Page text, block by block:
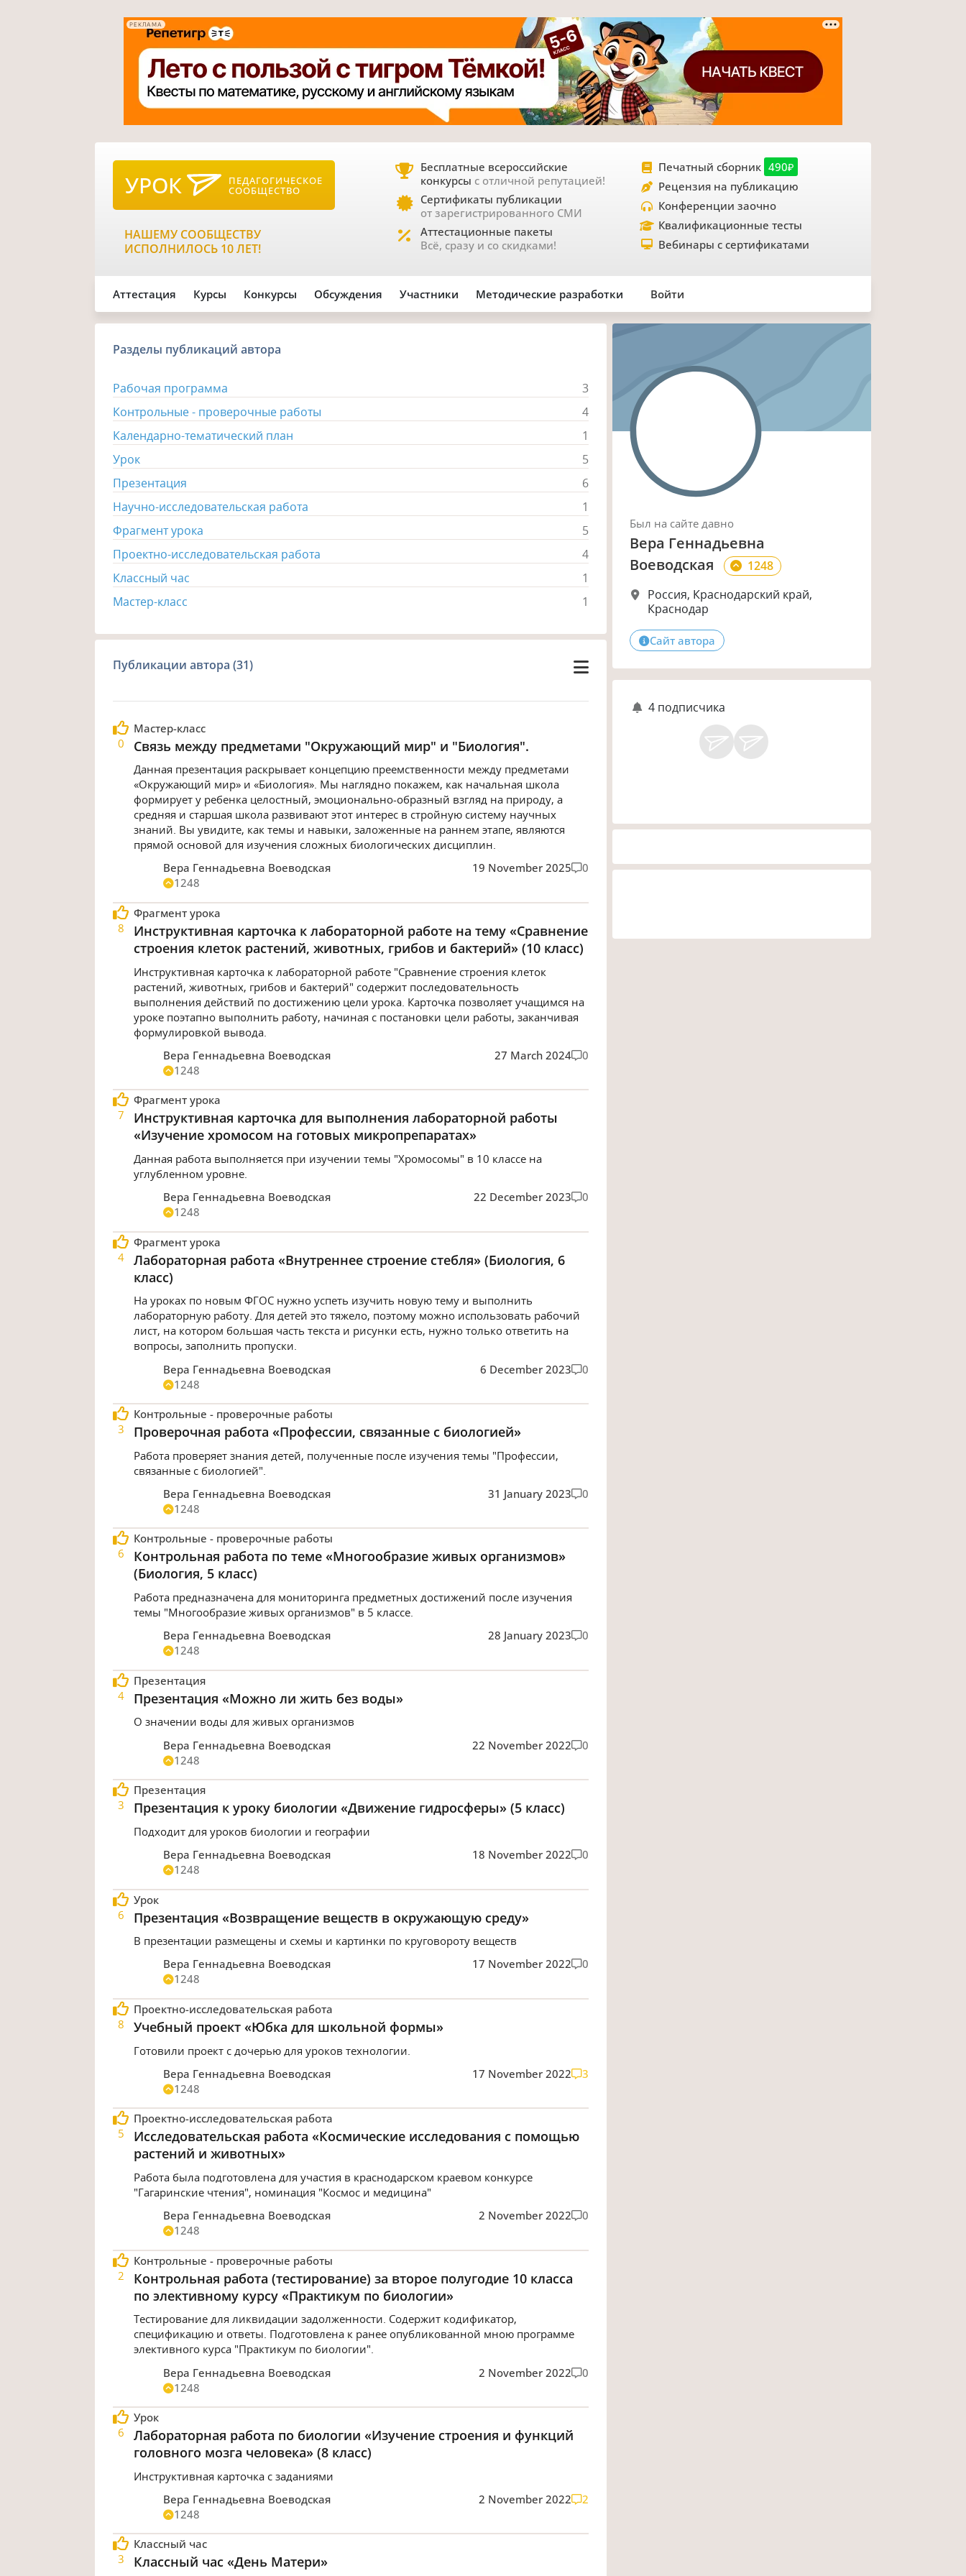
РЕКЛАМА
УРОК ПЕДАГОГИЧЕСКОЕ
СООБЩЕСТВО
НАШЕМУ СООБЩЕСТВУ
ИСПОЛНИЛОСЬ 10 ЛЕТ!
Бесплатные всероссийские
конкурсы с отличной репутацией!
Сертификаты публикации
от зарегистрированного СМИ
Аттестационные пакеты
Всё, сразу и со скидками!
Печатный сборник 490₽
Рецензия на публикацию
Конференции заочно
Квалификационные тесты
Вебинары с сертификатами
Аттестация Курсы Конкурсы Обсуждения Участники Методические разработки Войти
Разделы публикаций автора
Рабочая программа
3
Контрольные - проверочные работы
4
Календарно-тематический план
1
Урок
5
Презентация
6
Научно-исследовательская работа
1
Фрагмент урока
5
Проектно-исследовательская работа
4
Классный час
1
Мастер-класс
1
Публикации автора (31)
0
Мастер-класс
Связь между предметами "Окружающий мир" и "Биология".
Данная презентация раскрывает концепцию преемственности между предметами
«Окружающий мир» и «Биология». Мы наглядно покажем, как начальная школа
формирует у ребенка целостный, эмоционально-образный взгляд на природу, а
средняя и старшая школа развивают этот интерес в стройную систему научных
знаний. Вы увидите, как темы и навыки, заложенные на раннем этапе, являются
прямой основой для изучения сложных биологических дисциплин.
Вера Геннадьевна Воеводская
1248
19 November 2025 0
8
Фрагмент урока
Инструктивная карточка к лабораторной работе на тему «Сравнение
строения клеток растений, животных, грибов и бактерий» (10 класс)
Инструктивная карточка к лабораторной работе "Сравнение строения клеток
растений, животных, грибов и бактерий" содержит последовательность
выполнения действий по достижению цели урока. Карточка позволяет учащимся на
уроке поэтапно выполнить работу, начиная с постановки цели работы, заканчивая
формулировкой вывода.
Вера Геннадьевна Воеводская
1248
27 March 2024 0
7
Фрагмент урока
Инструктивная карточка для выполнения лабораторной работы
«Изучение хромосом на готовых микропрепаратах»
Данная работа выполняется при изучении темы "Хромосомы" в 10 классе на
углубленном уровне.
Вера Геннадьевна Воеводская
1248
22 December 2023 0
4
Фрагмент урока
Лабораторная работа «Внутреннее строение стебля» (Биология, 6
класс)
На уроках по новым ФГОС нужно успеть изучить новую тему и выполнить
лабораторную работу. Для детей это тяжело, поэтому можно использовать рабочий
лист, на котором большая часть текста и рисунки есть, нужно только ответить на
вопросы, заполнить пропуски.
Вера Геннадьевна Воеводская
1248
6 December 2023 0
3
Контрольные - проверочные работы
Проверочная работа «Профессии, связанные с биологией»‎
Работа проверяет знания детей, полученные после изучения темы "Профессии,
связанные с биологией".
Вера Геннадьевна Воеводская
1248
31 January 2023 0
6
Контрольные - проверочные работы
Контрольная работа по теме «Многообразие живых организмов»‎
(Биология, 5 класс)
Работа предназначена для мониторинга предметных достижений после изучения
темы "Многообразие живых организмов" в 5 классе.
Вера Геннадьевна Воеводская
1248
28 January 2023 0
4
Презентация
Презентация «Можно ли жить без воды»
О значении воды для живых организмов
Вера Геннадьевна Воеводская
1248
22 November 2022 0
3
Презентация
Презентация к уроку биологии «Движение гидросферы» (5 класс)
Подходит для уроков биологии и географии
Вера Геннадьевна Воеводская
1248
18 November 2022 0
6
Урок
Презентация «Возвращение веществ в окружающую среду»
В презентации размещены и схемы и картинки по круговороту веществ
Вера Геннадьевна Воеводская
1248
17 November 2022 0
8
Проектно-исследовательская работа
Учебный проект «Юбка для школьной формы»
Готовили проект с дочерью для уроков технологии.
Вера Геннадьевна Воеводская
1248
17 November 2022 3
5
Проектно-исследовательская работа
Исследовательская работа «Космические исследования с помощью
растений и животных»
Работа была подготовлена для участия в краснодарском краевом конкурсе
"Гагаринские чтения", номинация "Космос и медицина"
Вера Геннадьевна Воеводская
1248
2 November 2022 0
2
Контрольные - проверочные работы
Контрольная работа (тестирование) за второе полугодие 10 класса
по элективному курсу «Практикум по биологии»
Тестирование для ликвидации задолженности. Содержит кодификатор,
спецификацию и ответы. Подготовлена к ранее опубликованной мною программе
элективного курса "Практикум по биологии".
Вера Геннадьевна Воеводская
1248
2 November 2022 0
6
Урок
Лабораторная работа по биологии «Изучение строения и функций
головного мозга человека» (8 класс)
Инструктивная карточка с заданиями
Вера Геннадьевна Воеводская
1248
2 November 2022 2
3
Классный час
Классный час «День Матери»
Был на сайте давно
Вера Геннадьевна
Воеводская
1248
Россия, Краснодарский край,
Краснодар
Сайт автора
4 подписчика